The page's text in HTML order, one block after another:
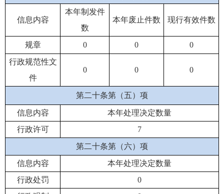
信息内容
本年制发件
数
本年废止件数 现行有效件数
规章 0 0
0
行政规范性文
件
0 0 0
第二十条第（五）项
信息内容
本年处理决定数量
行政许可
7
第二十条第（六）项
信息内容
本年处理决定数量
行政处罚
0